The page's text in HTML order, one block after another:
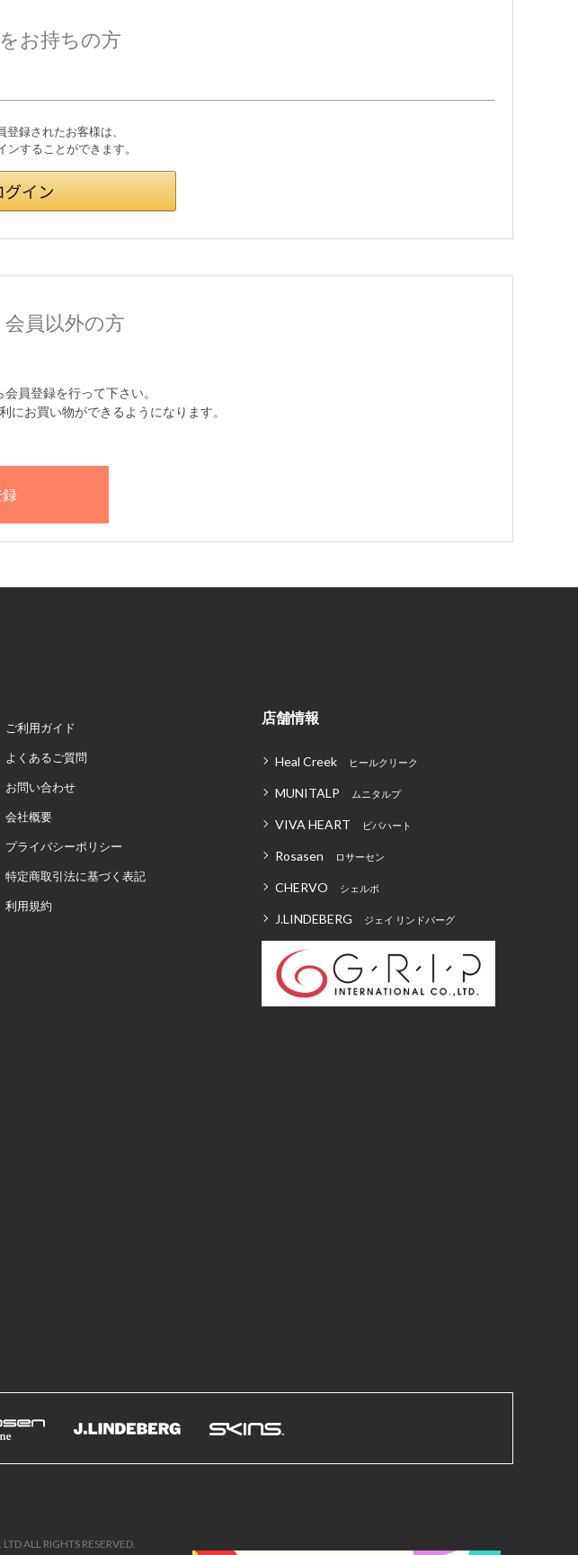
お持ちの方
録されたお客様は、
することができます。
員以外の方
員登録を行って下さい。
にお買い物ができるようになります。
ご利用ガイド
よくあるご質問
お問い合わせ
会社概要
プライバシーポリシー
特定商取引法に基づく表記
利用規約
店舗情報
Heal Creek ヒールクリーク
MUNITALP ムニタルプ
VIVA HEART ビバハート
Rosasen ロサーセン
CHERVO シェルボ
J.LINDEBERG ジェイ リンドバーグ
ALL RIGHTS RESERVED.